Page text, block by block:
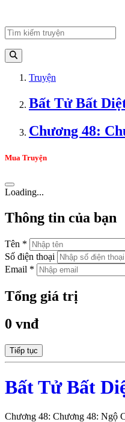
Truyện
Bất Tử Bất
Chương 48:
Mua Truyện
Loading...
Thông tin của bạn
Tên *
Số điện thoại
Email *
Tổng giá trị
0 vnđ
Tiếp tục
Bất Tử Bất
Chương 48: Chương 48: Ngộ